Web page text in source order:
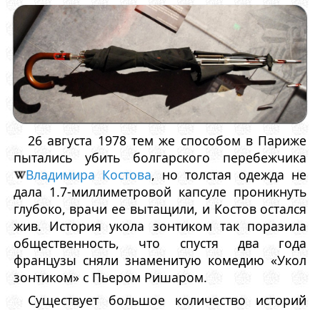
26 августа 1978 тем же способом в Париже
пытались убить болгарского перебежчика
Владимира Костова, но толстая одежда не
дала 1.7-миллиметровой капсуле проникнуть
глубоко, врачи ее вытащили, и Костов остался
жив. История укола зонтиком так поразила
общественность, что спустя два года
французы сняли знаменитую комедию «Укол
зонтиком» с Пьером Ришаром.
Существует большое количество историй